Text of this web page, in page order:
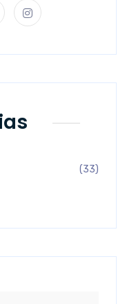
(33)